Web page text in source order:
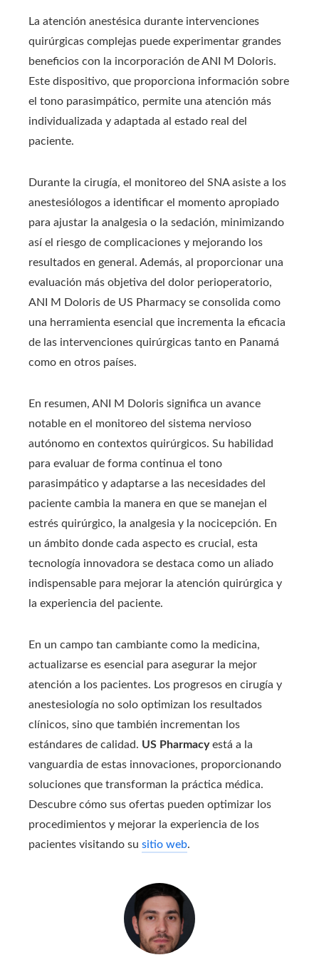
La atención anestésica durante intervenciones
quirúrgicas complejas puede experimentar grandes
beneficios con la incorporación de ANI M Doloris.
Este dispositivo, que proporciona información sobre
el tono parasimpático, permite una atención más
individualizada y adaptada al estado real del
paciente.
Durante la cirugía, el monitoreo del SNA asiste a los
anestesiólogos a identificar el momento apropiado
para ajustar la analgesia o la sedación, minimizando
así el riesgo de complicaciones y mejorando los
resultados en general. Además, al proporcionar una
evaluación más objetiva del dolor perioperatorio,
ANI M Doloris de US Pharmacy se consolida como
una herramienta esencial que incrementa la eficacia
de las intervenciones quirúrgicas tanto en Panamá
como en otros países.
En resumen, ANI M Doloris significa un avance
notable en el monitoreo del sistema nervioso
autónomo en contextos quirúrgicos. Su habilidad
para evaluar de forma continua el tono
parasimpático y adaptarse a las necesidades del
paciente cambia la manera en que se manejan el
estrés quirúrgico, la analgesia y la nocicepción. En
un ámbito donde cada aspecto es crucial, esta
tecnología innovadora se destaca como un aliado
indispensable para mejorar la atención quirúrgica y
la experiencia del paciente.
En un campo tan cambiante como la medicina,
actualizarse es esencial para asegurar la mejor
atención a los pacientes. Los progresos en cirugía y
anestesiología no solo optimizan los resultados
clínicos, sino que también incrementan los
estándares de calidad. US Pharmacyestá a la
vanguardia de estas innovaciones, proporcionando
soluciones que transforman la práctica médica.
Descubre cómo sus ofertas pueden optimizar los
procedimientos y mejorar la experiencia de los
pacientes visitando su sitio web.